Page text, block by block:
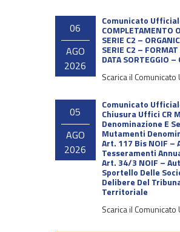
06
AGO
2026
Comunicato
COMPLETAMENTO
SERIE C2 –
SERIE C2 – FORMAT
DATA SORTEGGIO
Scarica il Comunicato
05
AGO
2026
Comunicato
Chiusura Uffici CR
Denominazione E
Mutamenti
Art. 117 Bis NOIF –
Tesseramenti
Art. 34/3 NOIF –
Sportello Delle
Delibere Del
Territoriale
Scarica il Comunicato